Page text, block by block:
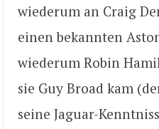
wiederum an Craig
einen bekannten
wiederum Robin
sie Guy Broad kam
seine Jaguar-